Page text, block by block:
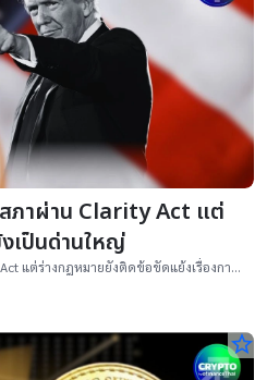
ภาผ่าน Clarity Act แต่
เป็นด่านใหญ่
แต่ร่างกฎหมายยังติดข้อขัดแย้งเรื่องการ
ำไรจากธุรกิจคริปโทฯ
star_border